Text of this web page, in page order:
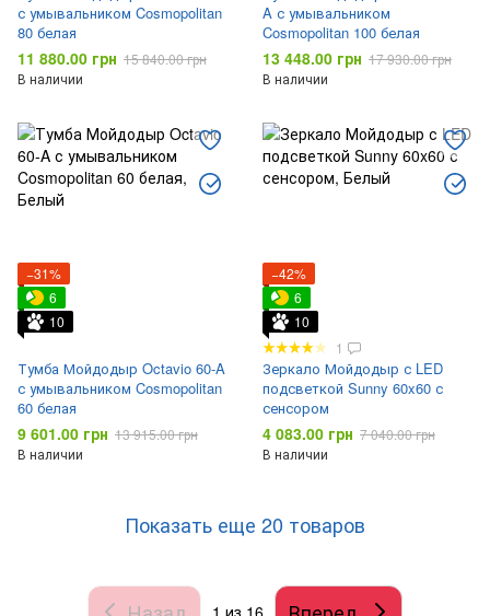
с умывальником Cosmopolitan
80 белая
11 880.00 грн 15 840.00 грн
В наличии
A с умывальником
Cosmopolitan 100 белая
13 448.00 грн 17 930.00 грн
В наличии
−31%
6
10
Тумба Мойдодыр Octavio 60-A
с умывальником Cosmopolitan
60 белая
9 601.00 грн 13 915.00 грн
В наличии
−42%
6
10
1
Зеркало Мойдодыр с LED
подсветкой Sunny 60x60 с
сенсором
4 083.00 грн 7 040.00 грн
В наличии
Показать еще 20 товаров
1 из 16